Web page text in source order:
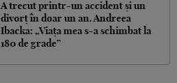
A trecut printr-un accident și un
divorț în doar un an. Andreea
Ibacka: „Viața mea s-a schimbat la
180 de grade”